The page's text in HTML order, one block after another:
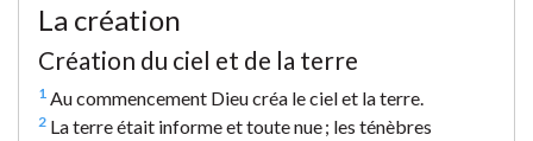
La création
Création du ciel et de la terre
1 Au commencement Dieu créa le ciel et la terre.
2 La terre était informe et toute nue ; les ténèbres